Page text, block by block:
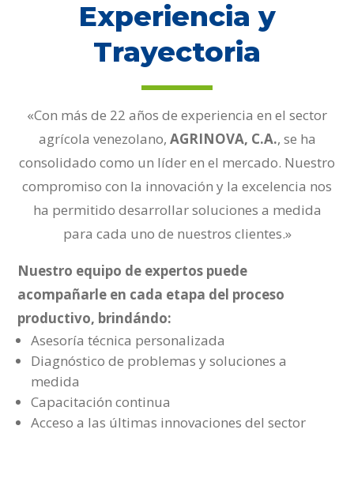
Experiencia y
Trayectoria
«Con más de 22 años de experiencia en el sector
agrícola venezolano, AGRINOVA, C.A., se ha
consolidado como un líder en el mercado. Nuestro
compromiso con la innovación y la excelencia nos
ha permitido desarrollar soluciones a medida
para cada uno de nuestros clientes.»
Nuestro equipo de expertos puede
acompañarle en cada etapa del proceso
productivo, brindándo:
Asesoría técnica personalizada
Diagnóstico de problemas y soluciones a
medida
Capacitación continua
Acceso a las últimas innovaciones del sector